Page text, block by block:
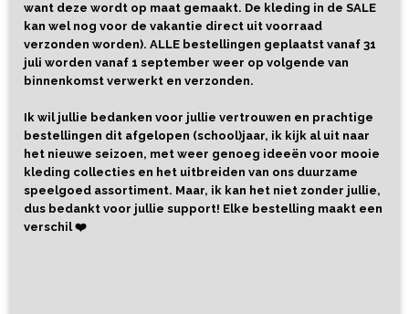
want deze wordt op maat gemaakt. De kleding in de SALE
kan wel nog voor de vakantie direct uit voorraad
verzonden worden). ALLE bestellingen geplaatst vanaf 31
juli worden vanaf 1 september weer op volgende van
binnenkomst verwerkt en verzonden.
Ik wil jullie bedanken voor jullie vertrouwen en prachtige
bestellingen dit afgelopen (school)jaar, ik kijk al uit naar
het nieuwe seizoen, met weer genoeg ideeën voor mooie
kleding collecties en het uitbreiden van ons duurzame
speelgoed assortiment. Maar, ik kan het niet zonder jullie,
dus bedankt voor jullie support! Elke bestelling maakt een
verschil ❤️